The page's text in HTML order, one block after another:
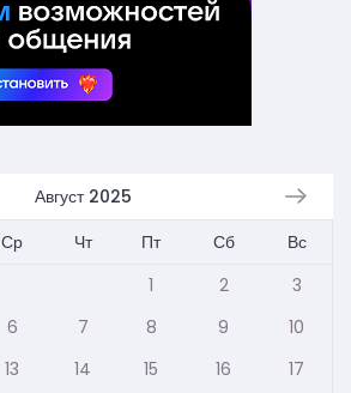
Август 2025
Ср Чт Пт Сб
Вс
1
2
3
6 7 8 9
10
13 14 15 16
17